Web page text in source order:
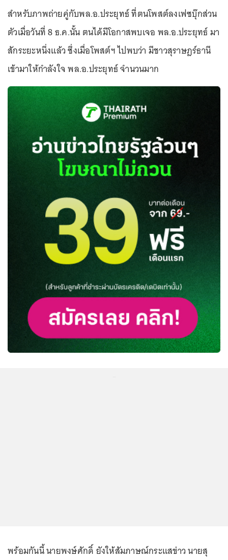
สำหรับภาพถ่ายคู่กับพล.อ.ประยุทธ์ ที่ตนโพสต์ลงเฟซบุ๊กส่วน
ตัวเมื่อวันที่ 8 ธ.ค.นั้น ตนได้มีโอกาสพบเจอ พล.อ.ประยุทธ์ มา
สักระยะหนึ่งแล้ว ซึ่งเมื่อโพสต์ฯ ไปพบว่า มีชาวสุราษฎร์ธานี
เข้ามาให้กำลังใจ พล.อ.ประยุทธ์ จำนวนมาก
พร้อมกันนี้ นายพงษ์ศักดิ์ ยังให้สัมภาษณ์กระแสข่าว นายสุ